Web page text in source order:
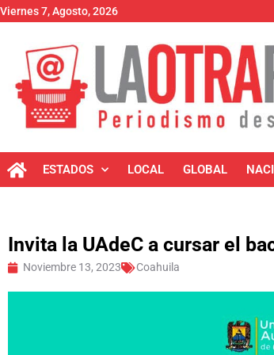
Viernes 7, Agosto, 2026
ESTADOS LOCAL GLOBAL
Invita la UAdeC a cursar el
Noviembre 13, 2023 Coahuila